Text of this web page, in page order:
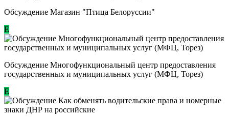
Обсуждение Магазин "Птица Белоруссии"
Е
Обсуждение Многофункциональный центр предоставления
государственных и муниципальных услуг (МФЦ, Торез)
E